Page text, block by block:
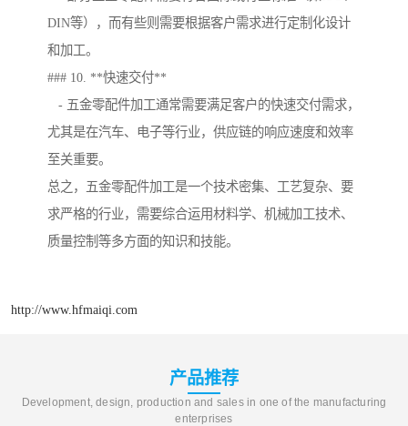
DIN等），而有些则需要根据客户需求进行定制化设计
和加工。
### 10. **快速交付**
- 五金零配件加工通常需要满足客户的快速交付需求，
尤其是在汽车、电子等行业，供应链的响应速度和效率
至关重要。
总之，五金零配件加工是一个技术密集、工艺复杂、要
求严格的行业，需要综合运用材料学、机械加工技术、
质量控制等多方面的知识和技能。
http://www.hfmaiqi.com
产品推荐
Development, design, production and sales in one of the manufacturing
enterprises